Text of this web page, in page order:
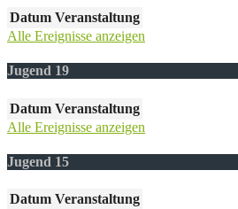
Datum Veranstaltung
Alle Ereignisse anzeigen
Jugend 19
Datum Veranstaltung
Alle Ereignisse anzeigen
Jugend 15
Datum Veranstaltung